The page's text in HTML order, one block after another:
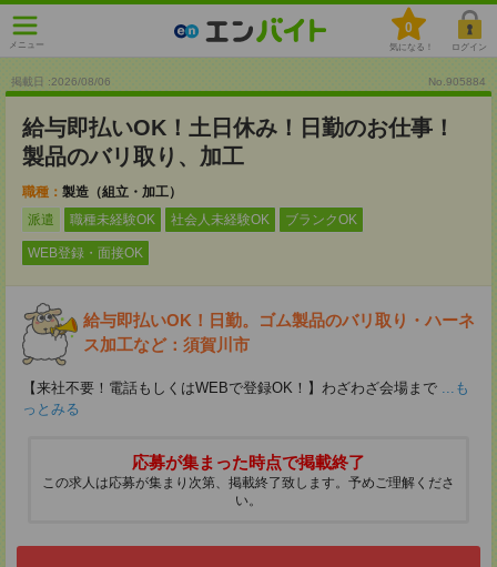
メニュー
0
気になる！ ログイン
掲載日 :2026/08/06 No.905884
給与即払いOK！土日休み！日勤のお仕事！
製品のバリ取り、加工
職種： 製造（組立・加工）
派遣
職種未経験OK 社会人未経験OK ブランクOK
WEB登録・面接OK
給与即払いOK！日勤。ゴム製品のバリ取り・ハーネ
ス加工など：須賀川市
【来社不要！電話もしくはWEBで登録OK！】わざわざ会場まで ...も
っとみる
応募が集まった時点で掲載終了
この求人は応募が集まり次第、掲載終了致します。予めご理解くださ
い。